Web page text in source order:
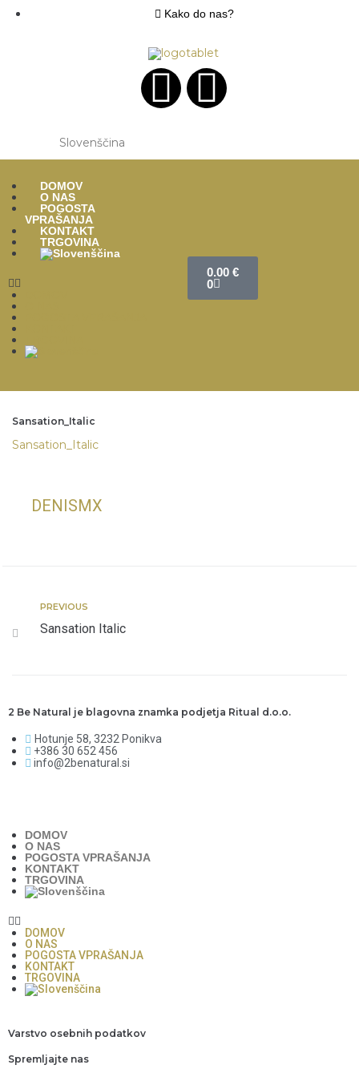
Kako do nas?
Slovenščina
DOMOV
O NAS
POGOSTA
VPRAŠANJA
KONTAKT
TRGOVINA
0.00 €
0
Sansation_Italic
Sansation_Italic
DENISMX
PREVIOUS
Sansation Italic
2 Be Natural je blagovna znamka podjetja Ritual d.o.o.
Hotunje 58, 3232 Ponikva
+386 30 652 456
info@2benatural.si
DOMOV
O NAS
POGOSTA VPRAŠANJA
KONTAKT
TRGOVINA
DOMOV
O NAS
POGOSTA VPRAŠANJA
KONTAKT
TRGOVINA
Varstvo osebnih podatkov
Spremljajte nas